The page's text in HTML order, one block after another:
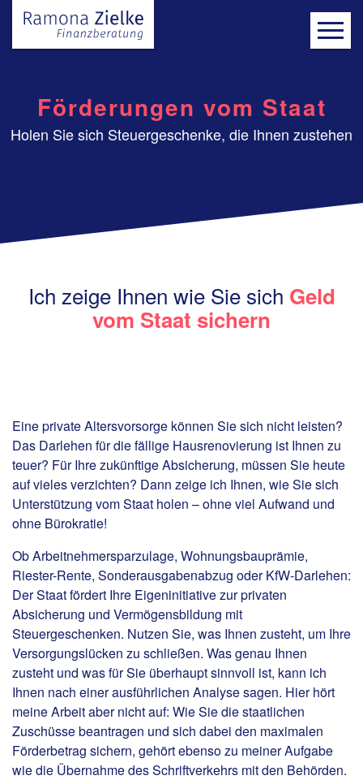
Förderungen vom Staat
Holen Sie sich Steuergeschenke, die Ihnen zustehen
Ich zeige Ihnen wie Sie sich Geld
vom Staat sichern
Eine private Altersvorsorge können Sie sich nicht leisten?
Das Darlehen für die fällige Hausrenovierung ist Ihnen zu
teuer? Für Ihre zukünftige Absicherung, müssen Sie heute
auf vieles verzichten? Dann zeige ich Ihnen, wie Sie sich
Unterstützung vom Staat holen – ohne viel Aufwand und
ohne Bürokratie!
Ob Arbeitnehmersparzulage, Wohnungsbauprämie,
Riester-Rente, Sonderausgabenabzug oder KfW-Darlehen:
Der Staat fördert Ihre Eigeninitiative zur privaten
Absicherung und Vermögensbildung mit
Steuergeschenken. Nutzen Sie, was Ihnen zusteht, um Ihre
Versorgungslücken zu schließen. Was genau Ihnen
zusteht und was für Sie überhaupt sinnvoll ist, kann ich
Ihnen nach einer ausführlichen Analyse sagen. Hier hört
meine Arbeit aber nicht auf: Wie Sie die staatlichen
Zuschüsse beantragen und sich dabei den maximalen
Förderbetrag sichern, gehört ebenso zu meiner Aufgabe
wie die Übernahme des Schriftverkehrs mit den Behörden.